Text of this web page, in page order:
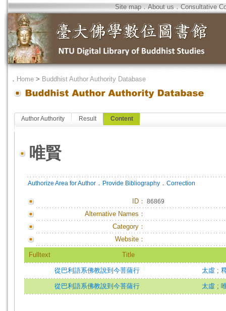
Site map．About us．Consultative
． Home > Buddhist Author Authority Database
Author Authority Result Content
唯賢
Authorize Area for Author ． Provide Bibliography ． Correction
ID ： 86869
Alternative Names：
Category：
Website：
Fulltext Title
從巴利語系佛教說到今菩薩行 太虛 ;
從巴利語系佛教說到今菩薩行 太虛 ;